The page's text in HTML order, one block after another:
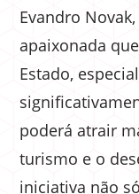
Evandro
apaixonada
Estado,
poderá atrair
turismo e o
iniciativa não